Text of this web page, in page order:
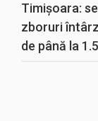
Timișoara:
zboruri
de până la